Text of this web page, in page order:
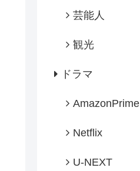
芸能人
観光
ドラマ
AmazonPrime
Netflix
U-NEXT